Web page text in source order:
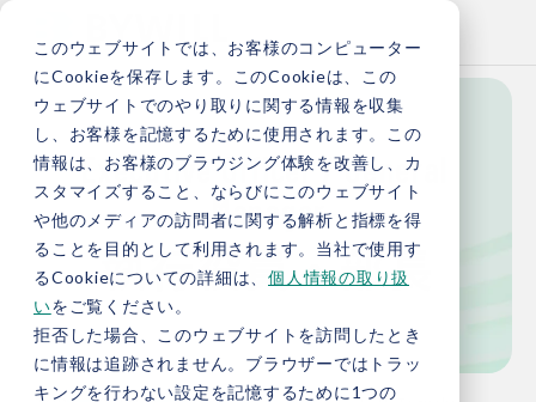
このウェブサイトでは、お客様のコンピューター
にCookieを保存します。このCookieは、この
ウェブサイトでのやり取りに関する情報を収集
し、お客様を記憶するために使用されます。この
情報は、お客様のブラウジング体験を改善し、カ
スタマイズすること、ならびにこのウェブサイト
や他のメディアの訪問者に関する解析と指標を得
ることを目的として利用されます。当社で使用す
るCookieについての詳細は、 個人情報の取り扱
いをご覧ください。
拒否した場合、このウェブサイトを訪問したとき
に情報は追跡されません。ブラウザーではトラッ
キングを行わない設定を記憶するために1つの
Executive Officer / General
Manager
執行役員・部長